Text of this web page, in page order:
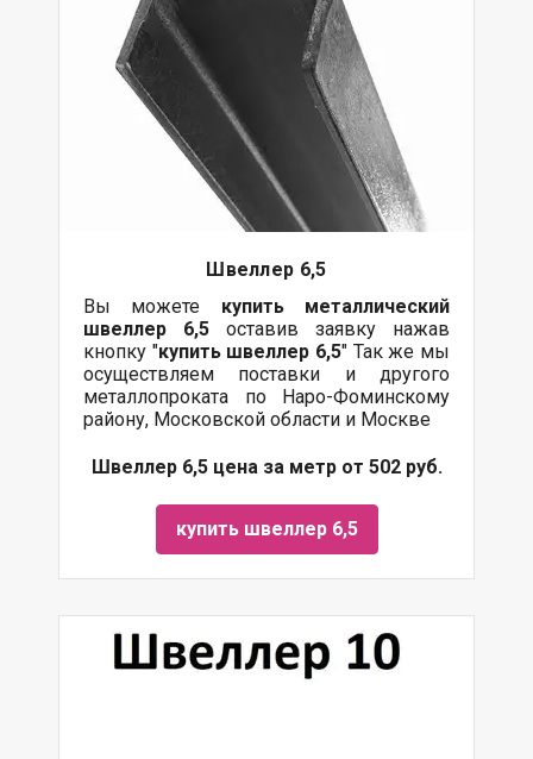
Швеллер 6,5
Вы можете купить металлический
швеллер 6,5 оставив заявку нажав
кнопку "купить швеллер 6,5" Так же мы
осуществляем поставки и другого
металлопроката по Наро-Фоминскому
району, Московской области и Москве
Швеллер 6,5 цена за метр от 502 руб.
купить швеллер 6,5